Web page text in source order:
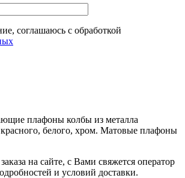
соглашаюсь с обработкой
плафоны колбы из металла
белого, хром. Матовые плафоны
на сайте, с Вами свяжется оператор
и условий доставки.